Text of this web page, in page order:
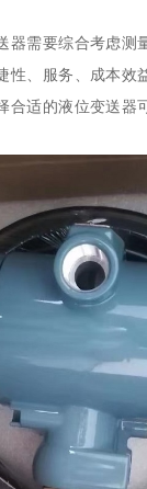
器需要综合考虑测
性、服务、成本效
合适的液位变送器